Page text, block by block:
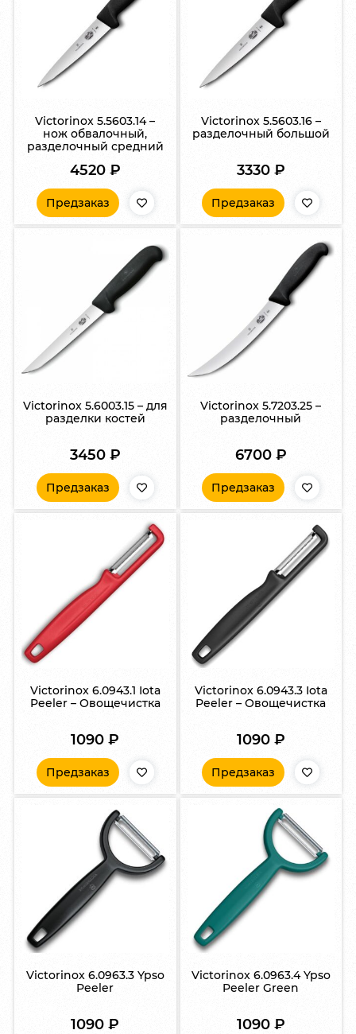
Victorinox 5.5603.14 –
нож обвалочный,
разделочный средний
4520 ₽
Предзаказ
Victorinox 5.5603.16 –
разделочный большой
3330 ₽
Предзаказ
Victorinox 5.6003.15 – для
разделки костей
3450 ₽
Предзаказ
Victorinox 5.7203.25 –
разделочный
6700 ₽
Предзаказ
Victorinox 6.0943.1 Iota
Peeler – Овощечистка
1090₽
Предзаказ
Victorinox 6.0943.3 Iota
Peeler – Овощечистка
1090 ₽
Предзаказ
Victorinox 6.0963.3 Ypso
Peeler
1090₽
Victorinox 6.0963.4 Ypso
Peeler Green
1090 ₽